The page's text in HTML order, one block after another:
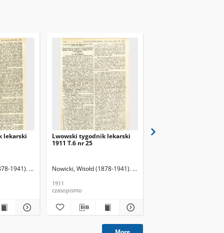
lekarski
1941). Red.
Lwowski tygodnik lekarski
1911 T.6 nr 25
Nowicki, Witołd (1878-1941). Red.
1911
czasopismo